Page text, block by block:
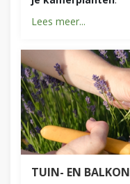
Lees meer...
TUIN- EN